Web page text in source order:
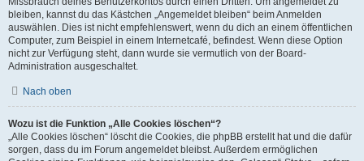
bleiben, kannst du das Kästchen „Angemeldet bleiben“ beim Anmelden
auswählen. Dies ist nicht empfehlenswert, wenn du dich an einem öffentlichen
Computer, zum Beispiel in einem Internetcafé, befindest. Wenn diese Option
nicht zur Verfügung steht, dann wurde sie vermutlich von der Board-
Administration ausgeschaltet.
Nach oben
Wozu ist die Funktion „Alle Cookies löschen“?
„Alle Cookies löschen“ löscht die Cookies, die phpBB erstellt hat und die dafür
sorgen, dass du im Forum angemeldet bleibst. Außerdem ermöglichen